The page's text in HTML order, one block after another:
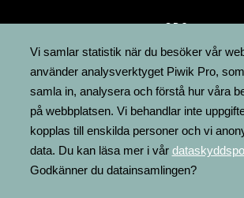
GRO
FÖRENINGSRESURSEN
MINNESRUNOR.FI
UPPSLAGSVERKET
LÄGENHETER
FAKTURERING
Vi samlar statistik när du besöker vår
använder analysverktyget Piwik Pro,
samla in, analysera och förstå hur våra
på webbplatsen. Vi behandlar inte
kopplas till enskilda personer och vi
data. Du kan läsa mer i vår
Godkänner du datainsamlingen?